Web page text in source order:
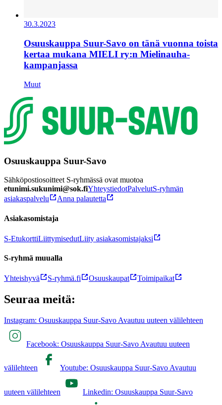
30.3.2023
Osuuskauppa Suur-Savo on tänä vuonna toista
kertaa mukana MIELI ry:n Mielinauha-
kampanjassa
Muut
Osuuskauppa Suur-Savo
Sähköpostiosoitteet S-ryhmässä ovat muotoa
etunimi.sukunimi@sok.fiYhteystiedotPalvelutS-ryhmän
asiakaspalvelu
Anna palautetta
Asiakasomistaja
S-EtukorttiLiittymisedutLiity asiakasomistajaksi
S-ryhmä muualla
Yhteishyvä S-ryhmä.fi Osuuskaupat Toimipaikat
Seuraa meitä:
Instagram: Osuuskauppa Suur-Savo Avautuu uuteen välilehteen
Facebook: Osuuskauppa Suur-Savo Avautuu uuteen
välilehteen Youtube: Osuuskauppa Suur-Savo Avautuu
uuteen välilehteen Linkedin: Osuuskauppa Suur-Savo